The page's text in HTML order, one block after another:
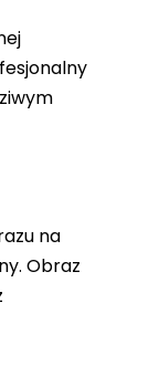
na
Obraz